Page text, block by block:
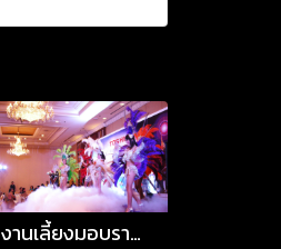
งานเลี้ยงมอบรางวัลยอดขาย ดิเอมเมอรัล รัชดา